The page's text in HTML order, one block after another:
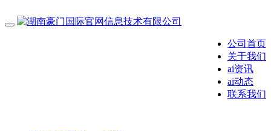
公司首页
关于我们
ai资讯
ai动态
联系我们